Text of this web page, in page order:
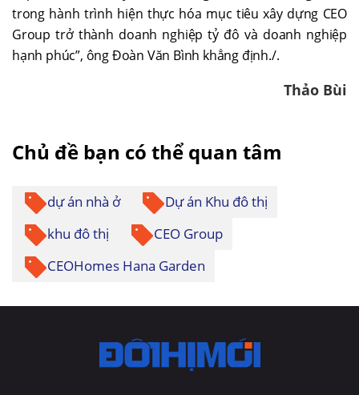
trong hành trình hiện thực hóa mục tiêu xây dựng CEO
Group trở thành doanh nghiệp tỷ đô và doanh nghiệp
hạnh phúc”, ông Đoàn Văn Bình khẳng định./.
Thảo Bùi
Chủ đề bạn có thể quan tâm
dự án nhà ở
Dự án Khu đô thị
khu đô thị
CEO Group
CEOHomes Hana Garden